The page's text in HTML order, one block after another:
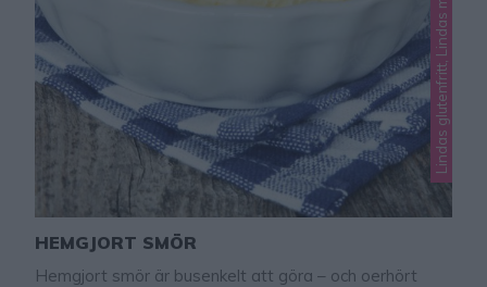
HEMGJORT SMÖR
Hemgjort smör är busenkelt att göra – och oerhört